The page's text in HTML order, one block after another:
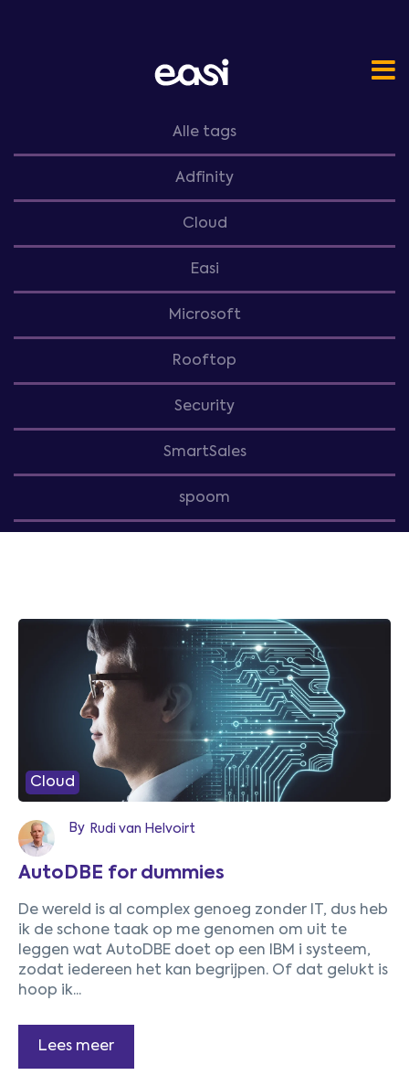
Alle tags
Adfinity
Cloud
Easi
Microsoft
Rooftop
Security
SmartSales
spoom
Cloud
By Rudi van Helvoirt
AutoDBE for dummies
De wereld is al complex genoeg zonder IT, dus heb
ik de schone taak op me genomen om uit te
leggen wat AutoDBE doet op een IBM i systeem,
zodat iedereen het kan begrijpen. Of dat gelukt is
hoop ik...
Lees meer